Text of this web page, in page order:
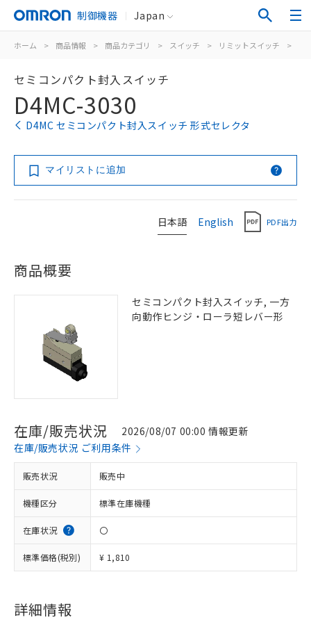
制御機器 Japan
ホーム > 商品情報 > 商品カテゴリ > スイッチ > リミットスイッチ >
セミコンパクト封入スイッチ
D4MC-3030
D4MC セミコンパクト封入スイッチ 形式セレクタ
マイリストに追加
日本語 English PDF出力
商品概要
セミコンパクト封入スイッチ, 一方
向動作ヒンジ・ローラ短レバー形
在庫/販売状況
2026/08/07 00:00 情報更新
在庫/販売状況 ご利用条件
販売状況 販売中
機種区分 標準在庫機種
在庫状況 〇
標準価格(税別) ¥ 1,810
詳細情報